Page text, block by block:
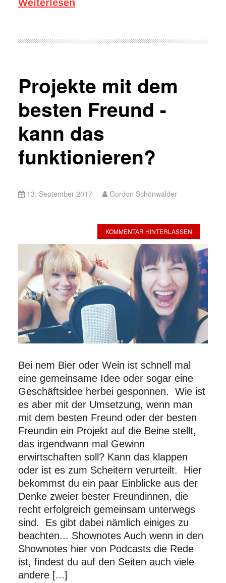
Weiterlesen
Projekte mit dem
besten Freund -
kann das
funktionieren?
13. September 2017 Gordon Schönwälder
KOMMENTAR HINTERLASSEN
Bei nem Bier oder Wein ist schnell mal
eine gemeinsame Idee oder sogar eine
Geschäftsidee herbei gesponnen. Wie ist
es aber mit der Umsetzung, wenn man
mit dem besten Freund oder der besten
Freundin ein Projekt auf die Beine stellt,
das irgendwann mal Gewinn
erwirtschaften soll? Kann das klappen
oder ist es zum Scheitern verurteilt. Hier
bekommst du ein paar Einblicke aus der
Denke zweier bester Freundinnen, die
recht erfolgreich gemeinsam unterwegs
sind. Es gibt dabei nämlich einiges zu
beachten... Shownotes Auch wenn in den
Shownotes hier von Podcasts die Rede
ist, findest du auf den Seiten auch viele
andere [...]